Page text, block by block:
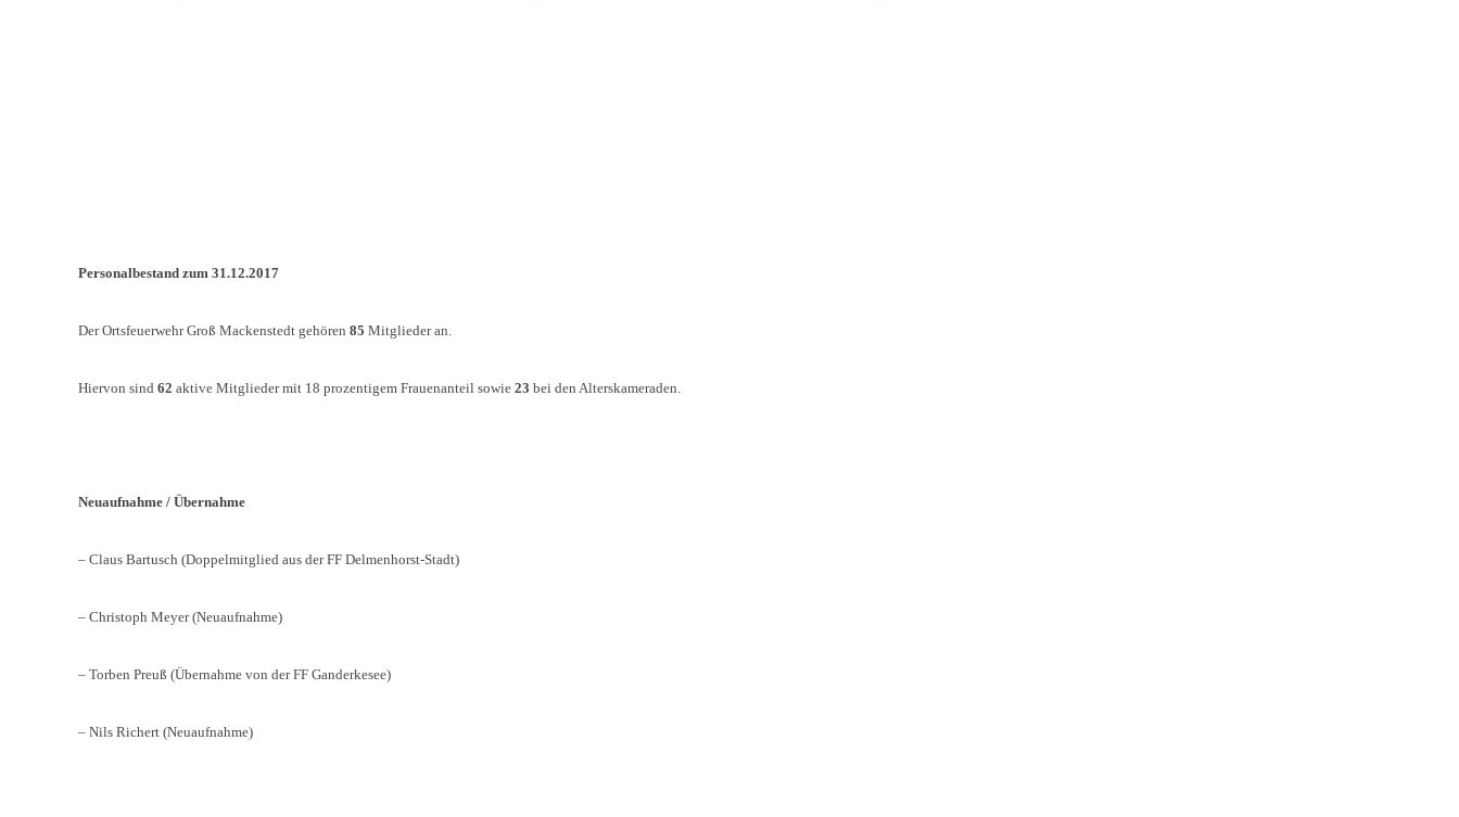
Personalbestand zum 31.12.2017
Der Ortsfeuerwehr Groß Mackenstedt gehören 85 Mitglieder an.
Hiervon sind 62 aktive Mitglieder mit 18 prozentigem Frauenanteil sowie 23 bei den Alterskameraden.
Neuaufnahme / Übernahme
– Claus Bartusch (Doppelmitglied aus der FF Delmenhorst-Stadt)
– Christoph Meyer (Neuaufnahme)
– Torben Preuß (Übernahme von der FF Ganderkesee)
– Nils Richert (Neuaufnahme)